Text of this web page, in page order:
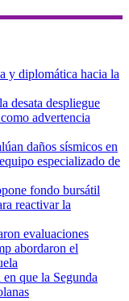
y diplomática hacia la
desata despliegue
advertencia
daños sísmicos en
especializado de
fondo bursátil
reactivar la
evaluaciones
abordaron el
que la Segunda